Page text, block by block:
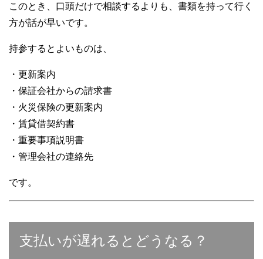
このとき、口頭だけで相談するよりも、書類を持って行く
方が話が早いです。
持参するとよいものは、
・更新案内
・保証会社からの請求書
・火災保険の更新案内
・賃貸借契約書
・重要事項説明書
・管理会社の連絡先
です。
支払いが遅れるとどうなる？